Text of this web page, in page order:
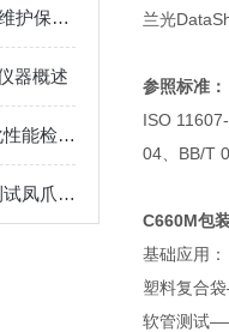
兰光耐摩擦试验机RT-01的维护保养与故障排除
器概述
EPE保温材料高温挥发雾化性能检测设备——雾化仪
利用智能电子拉力试验机测试凤爪包装袋的热封强度
兰光
参照标准：
ISO
04、BB/T
C660M包
基础应用：
塑料复合
软管测试